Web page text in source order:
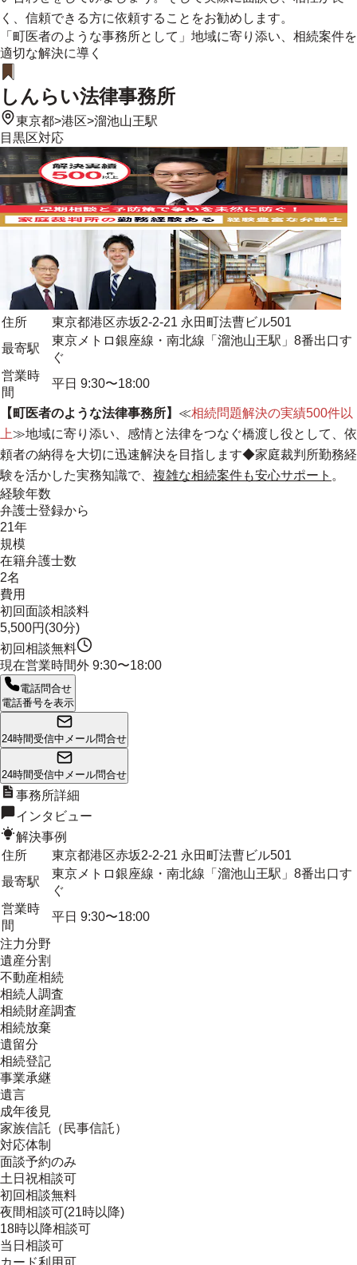
く、信頼できる方に依頼することをお勧めします。
「町医者のような事務所として」地域に寄り添い、相続案件を
適切な解決に導く
しんらい法律事務所
東京都>港区>溜池山王駅
目黒区対応
住所
東京都港区赤坂2-2-21 永田町法曹ビル501
最寄駅
東京メトロ銀座線・南北線「溜池山王駅」8番出口す
ぐ
営業時
間
平日 9:30〜18:00
【町医者のような法律事務所】 ≪相続問題解決の実績500件以
上≫地域に寄り添い、感情と法律をつなぐ橋渡し役として、依
頼者の納得を大切に迅速解決を目指します◆家庭裁判所勤務経
験を活かした実務知識で、 複雑な相続案件も安心サポート 。
経験年数
弁護士登録から
21年
規模
在籍弁護士数
2名
費用
初回面談相談料
5,500円(30分)
初回相談無料
現在営業時間外 9:30〜18:00
電話問合せ
電話番号を表示
24時間受信中 メール問合せ
24時間受信中 メール問合せ
事務所詳細
インタビュー
解決事例
住所
東京都港区赤坂2-2-21 永田町法曹ビル501
最寄駅
東京メトロ銀座線・南北線「溜池山王駅」8番出口す
ぐ
営業時
間
平日 9:30〜18:00
注力分野
遺産分割
不動産相続
相続人調査
相続財産調査
相続放棄
遺留分
相続登記
事業承継
遺言
成年後見
家族信託（民事信託）
対応体制
面談予約のみ
土日祝相談可
初回相談無料
夜間相談可(21時以降)
18時以降相談可
当日相談可
カード利用可